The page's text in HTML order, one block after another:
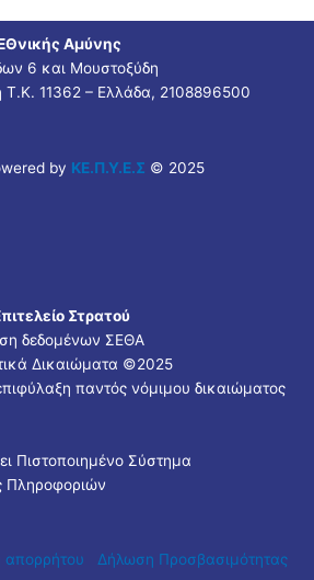
Αμύνης
6 και Μουστοξύδη
Τ.Κ. 11362 – Ελλάδα, 2108896500
by ΚΕ.Π.Υ.Ε.Σ © 2025
Στρατού
δεδομένων ΣΕΘΑ
Δικαιώματα ©2025
παντός νόμιμου δικαιώματος
Πιστοποιημένο Σύστημα
Πληροφοριών
απορρήτου Δήλωση Προσβασιμότητας